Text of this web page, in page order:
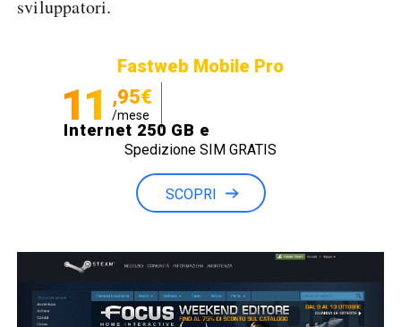
sviluppatori.
Fastweb Mobile Pro
11 ,95€
/mese
Internet 250 GB e
Minuti illimitati
Spedizione SIM GRATIS
SCOPRI